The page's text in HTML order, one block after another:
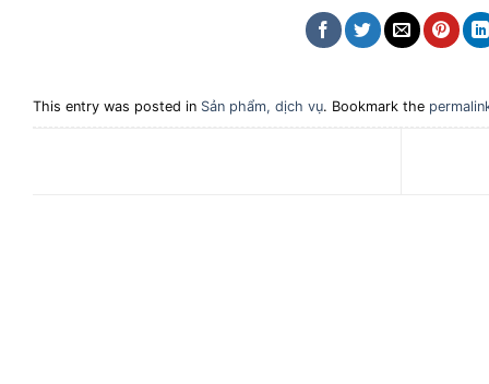
This entry was posted in Sản phẩm, dịch vụ. Bookmark the